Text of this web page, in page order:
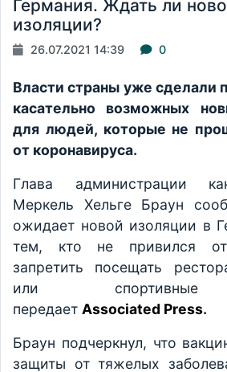
Германия. Ждать ли
изоляции?
26.07.2021 14:39 0
Власти страны уже сделали
касательно возможных
для людей, которые не
от коронавируса.
Глава администрации
Меркель Хельге Браун
ожидает новой изоляции в
тем, кто не привился
запретить посещать
или спортивные
передает Associated Press.
Браун подчеркнул, что
защиты от тяжелых